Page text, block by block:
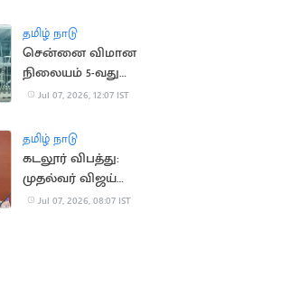
தமிழ் நாடு
சென்னை விமான
நிலையம் 5-வது
இடத்தையும் இழக்கும்
Jul 07, 2026, 12:07 IST
தமிழ் நாடு
கடலூர் விபத்து:
முதல்வர் விஜய்
ஆறுதல், நிதியுதவி
Jul 07, 2026, 08:07 IST